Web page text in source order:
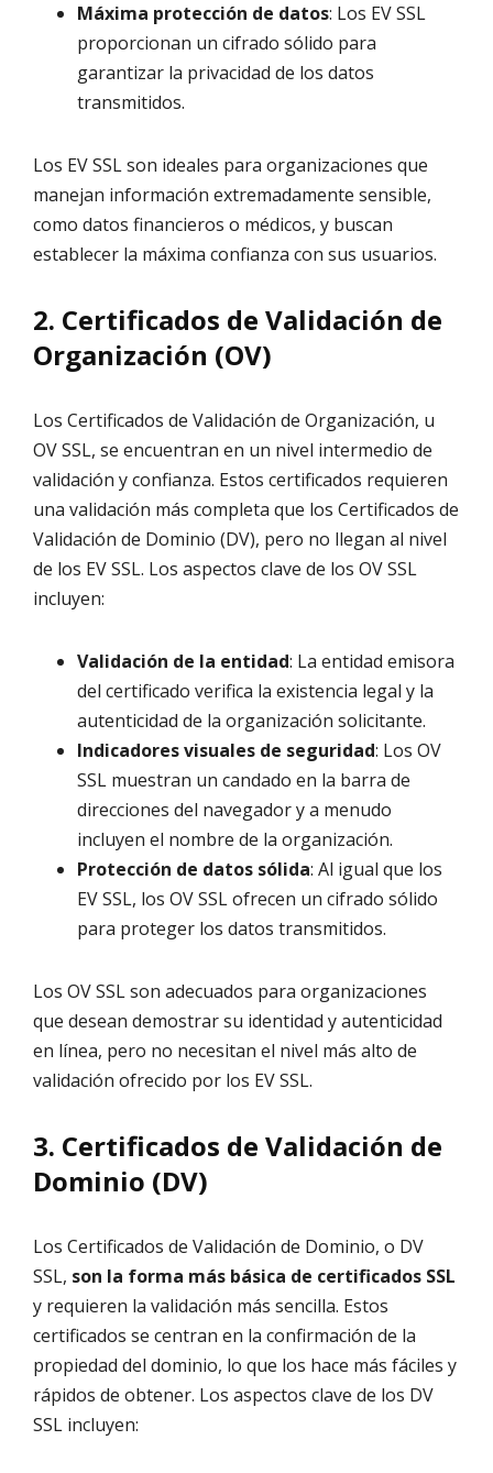
Máxima protección de datos: Los EV SSL
proporcionan un cifrado sólido para
garantizar la privacidad de los datos
transmitidos.
Los EV SSL son ideales para organizaciones que
manejan información extremadamente sensible,
como datos financieros o médicos, y buscan
establecer la máxima confianza con sus usuarios.
2. Certificados de Validación de
Organización (OV)
Los Certificados de Validación de Organización, u
OV SSL, se encuentran en un nivel intermedio de
validación y confianza. Estos certificados requieren
una validación más completa que los Certificados de
Validación de Dominio (DV), pero no llegan al nivel
de los EV SSL. Los aspectos clave de los OV SSL
incluyen:
Validación de la entidad: La entidad emisora
del certificado verifica la existencia legal y la
autenticidad de la organización solicitante.
Indicadores visuales de seguridad: Los OV
SSL muestran un candado en la barra de
direcciones del navegador y a menudo
incluyen el nombre de la organización.
Protección de datos sólida: Al igual que los
EV SSL, los OV SSL ofrecen un cifrado sólido
para proteger los datos transmitidos.
Los OV SSL son adecuados para organizaciones
que desean demostrar su identidad y autenticidad
en línea, pero no necesitan el nivel más alto de
validación ofrecido por los EV SSL.
3. Certificados de Validación de
Dominio (DV)
Los Certificados de Validación de Dominio, o DV
SSL, son la forma más básica de certificados SSL
y requieren la validación más sencilla. Estos
certificados se centran en la confirmación de la
propiedad del dominio, lo que los hace más fáciles y
rápidos de obtener. Los aspectos clave de los DV
SSL incluyen: